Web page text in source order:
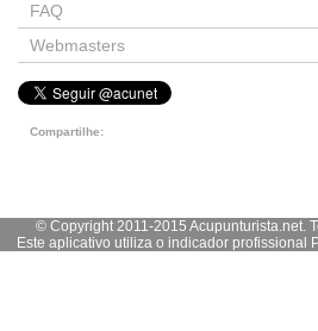
FAQ
Webmasters
Compartilhe:
© Copyright 2011-2015 Acupunturista.net.
Este aplicativo utiliza o indicador profissional